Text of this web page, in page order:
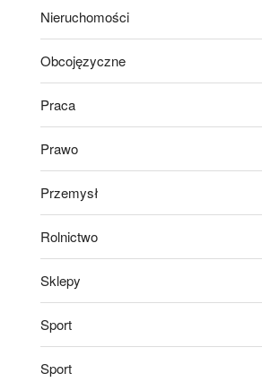
Nieruchomości
Obcojęzyczne
Praca
Prawo
Przemysł
Rolnictwo
Sklepy
Sport
Sport